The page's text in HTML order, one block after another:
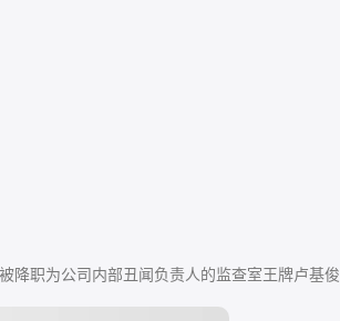
降职为公司内部丑闻负责人的监查室王牌卢基俊